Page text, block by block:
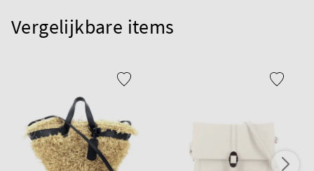
Vergelijkbare items